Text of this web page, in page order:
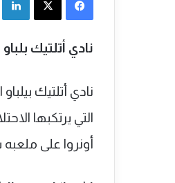
نادي أتلتيك
أونروا على